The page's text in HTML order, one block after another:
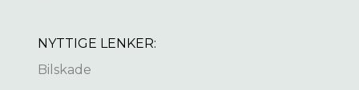
NYTTIGE LENKER:
Bilskade